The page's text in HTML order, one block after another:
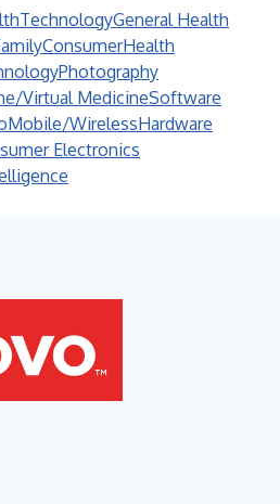
TechnologyGeneral Health
ConsumerHealth
Photography
Virtual MedicineSoftware
Mobile/WirelessHardware
Electronics